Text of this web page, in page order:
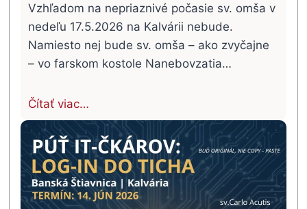
Vzhľadom na nepriaznivé počasie sv. omša v
nedeľu 17.5.2026 na Kalvárii nebude.
Namiesto nej bude sv. omša – ako zvyčajne
– vo farskom kostole Nanebovzatia…
Čítať viac…